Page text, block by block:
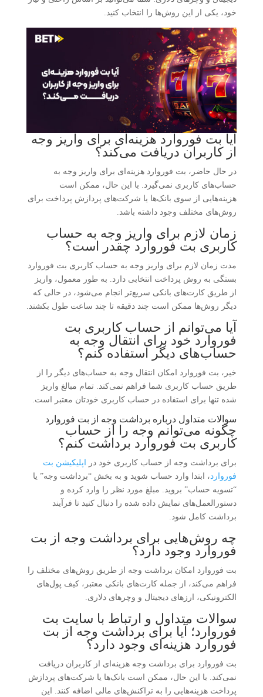
خود، یکی از این روش‌ها را انتخاب کنید.
آیا بت فوروارد هزینه‌ای برای واریز وجه
از کاربران دریافت می‌کند؟
در حال حاضر، بت فوروارد هزینه‌ای برای واریز وجه به
حساب‌های کاربری نمی‌گیرد. با این حال، ممکن است
هزینه‌هایی از سوی بانک‌ها یا شرکت‌های پردازش پرداخت برای
روش‌های مختلف وجود داشته باشد.
زمان لازم برای واریز وجه به حساب
کاربری بت فوروارد چقدر است؟
مدت زمان لازم برای واریز وجه به حساب کاربری بت فوروارد
بستگی به روش پرداخت انتخابی دارد. به طور معمول، واریز
از طریق کارت‌های بانکی سریع‌تر انجام می‌شود، در حالی که
دیگر روش‌ها ممکن است چند دقیقه تا چند ساعت طول بکشند.
آیا می‌توانم از حساب کاربری بت
فوروارد خود برای انتقال وجه به
حساب‌های دیگر استفاده کنم؟
خیر، بت فوروارد امکان انتقال وجه به حساب‌های دیگر را از
طریق حساب کاربری شما فراهم نمی‌کند. تمام مبالغ واریز
شده تنها برای استفاده در حساب کاربری خودتان معتبر است.
سوالات متداول درباره برداشت وجه از بت فوروارد
چگونه می‌توانم وجه را از حساب
کاربری بت فوروارد برداشت کنم؟
برای برداشت وجه از حساب کاربری خود در
اپلیکیشن بت
فوروارد، ابتدا وارد حساب شوید و به بخش “برداشت وجه” یا
“تسویه حساب” بروید. مبلغ مورد نظر را وارد کرده و
دستورالعمل‌های نمایش داده شده را دنبال کنید تا فرآیند
برداشت کامل شود.
چه روش‌هایی برای برداشت وجه از بت
فوروارد وجود دارد؟
بت فوروارد امکان برداشت وجه از طریق روش‌های مختلف را
فراهم می‌کند، از جمله کارت‌های بانکی معتبر، کیف پول‌های
الکترونیکی، ارزهای دیجیتال و وچرهای دلاری.
سوالات متداول و ارتباط با سایت بت
فوروارد؛ آیا برای برداشت وجه از بت
فوروارد هزینه‌ای وجود دارد؟
بت فوروارد برای برداشت وجه هزینه‌ای از کاربران دریافت
نمی‌کند. با این حال، ممکن است بانک‌ها یا شرکت‌های پردازش
پرداخت هزینه‌هایی را به تراکنش‌های مالی اضافه کنند. این